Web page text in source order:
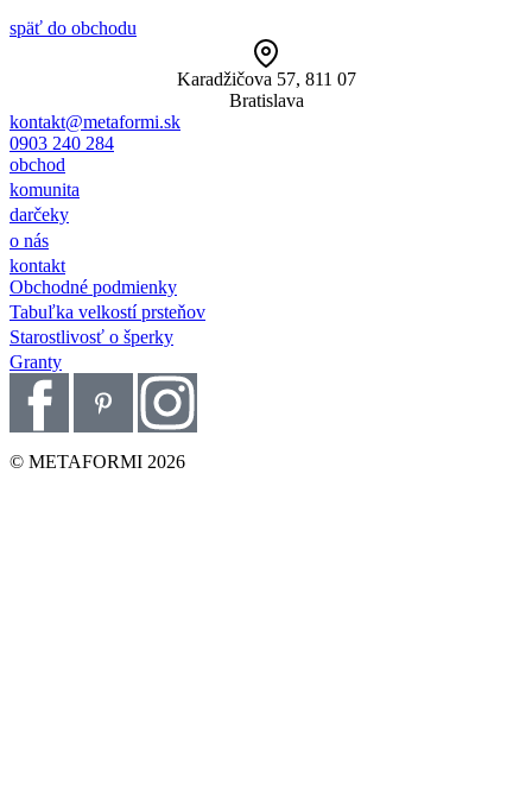
späť do obchodu
Karadžičova 57, 811 07
Bratislava
kontakt@metaformi.sk
0903 240 284
obchod
komunita
darčeky
o nás
kontakt
Obchodné podmienky
Tabuľka velkostí prsteňov
Starostlivosť o šperky
Granty
© METAFORMI 2026